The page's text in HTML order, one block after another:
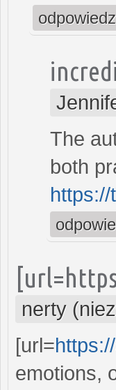
odpowiedz
The
both
nerty
[url=
emotions,